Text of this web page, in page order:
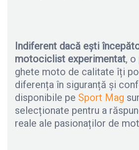
Indiferent dacă ești
motociclist experimentat, o
ghete moto de calitate îți
diferența în siguranță și
disponibile pe Sport Mag
selecționate pentru a
reale ale pasionaților de